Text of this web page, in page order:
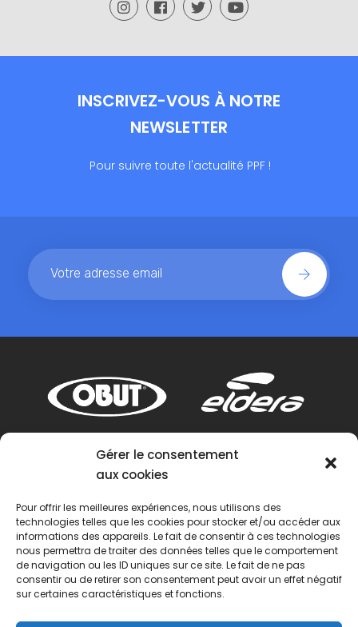
Gérer le consentement
aux cookies
Pour offrir les meilleures expériences, nous utilisons des
technologies telles que les cookies pour stocker et/ou accéder aux
informations des appareils. Le fait de consentir à ces technologies
nous permettra de traiter des données telles que le comportement
de navigation ou les ID uniques sur ce site. Le fait de ne pas
consentir ou de retirer son consentement peut avoir un effet négatif
sur certaines caractéristiques et fonctions.
INSCRIVEZ-VOUS À NOTRE
NEWSLETTER
Pour suivre toute l'actualité PPF !